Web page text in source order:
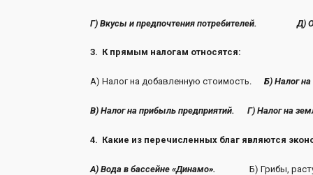
Г) Вкусы и предпочтения потребителей. Д)
3. К прямым налогам относятся:
А) Налог на добавленную стоимость. Б) Налог на
В) Налог на прибыль предприятий. Г) Налог на
4. Какие из перечисленных благ являются
А) Вода в бассейне «Динамо». Б) Грибы,